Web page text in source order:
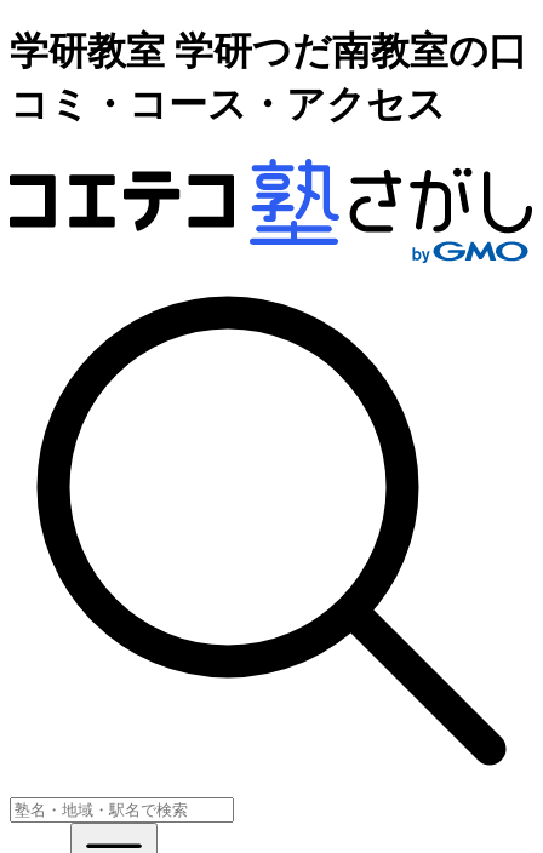
学研教室 学研つだ南教室の口
コミ・コース・アクセス